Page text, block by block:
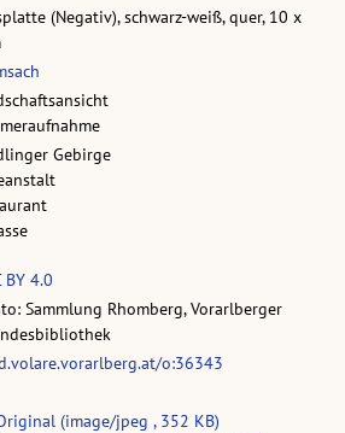
(Negativ), schwarz-weiß, quer, 10 x
Gebirge
BY 4.0
Sammlung Rhomberg, Vorarlberger
o:36343
(image/jpeg , 352 KB)